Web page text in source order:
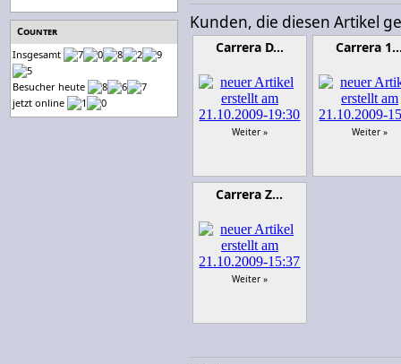
Counter
Insgesamt
Besucher heute
jetzt online
Kunden, die diesen Artikel
Carrera D…
Weiter »
Carrera
Weiter »
Carrera Z…
Weiter »